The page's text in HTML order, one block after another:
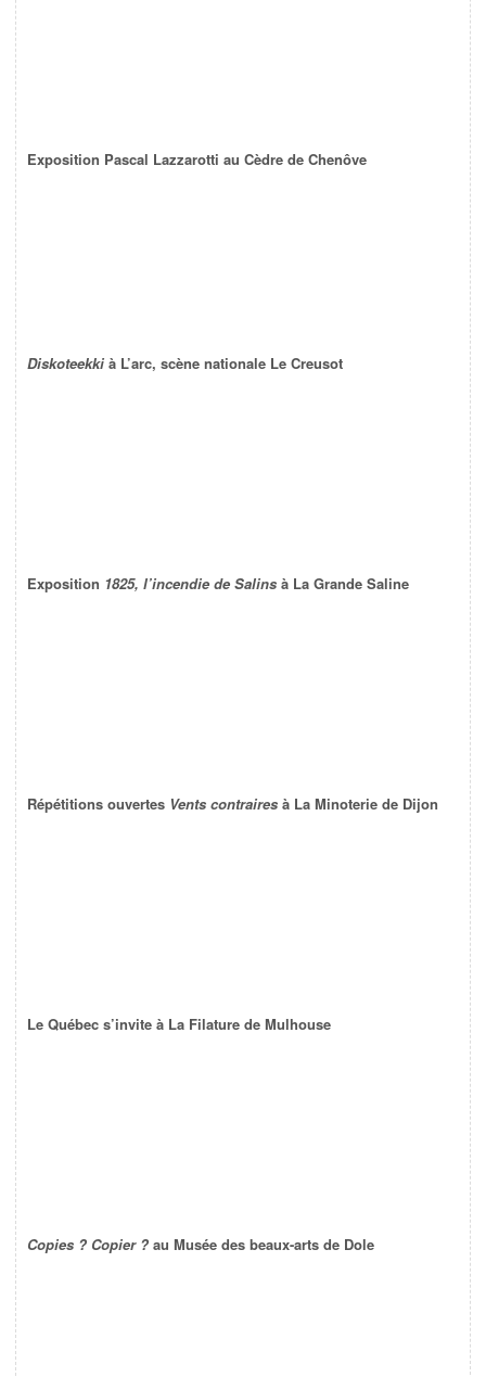
Exposition Pascal Lazzarotti au Cèdre de Chenôve
Diskoteekki à L’arc, scène nationale Le Creusot
Exposition 1825, l’incendie de Salins à La Grande Saline
Répétitions ouvertes Vents contraires à La Minoterie de Dijon
Le Québec s’invite à La Filature de Mulhouse
Copies ? Copier ? au Musée des beaux-arts de Dole